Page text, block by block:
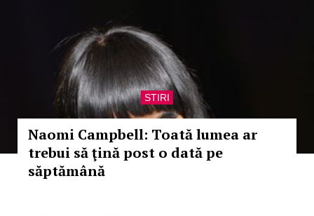
STIRI
Naomi Campbell: Toată lumea ar
trebui să ţină post o dată pe
săptămână